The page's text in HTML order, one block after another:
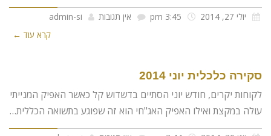
יולי 27, 2014 אין תגובות
admin-si
קרא עוד ←
סקירה כלכלית יוני 2014
לקוחות יקרים, חודש יוני הסתיים בדשדוש קל כאשר האפיק המנייתי
עולה במקצת ואילו האפיק האג"חי הוא זה שפוגע בתשואה הכללית…